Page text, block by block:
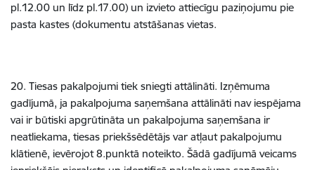
pl.12.00 un līdz pl.17.00) un izvieto attiecīgu paziņojumu pie
pasta kastes (dokumentu atstāšanas vietas.
20. Tiesas pakalpojumi tiek sniegti attālināti. Izņēmuma
gadījumā, ja pakalpojuma saņemšana attālināti nav iespējama
vai ir būtiski apgrūtināta un pakalpojuma saņemšana ir
neatliekama, tiesas priekšsēdētājs var atļaut pakalpojumu
klātienē, ievērojot 8.punktā noteikto. Šādā gadījumā veicams